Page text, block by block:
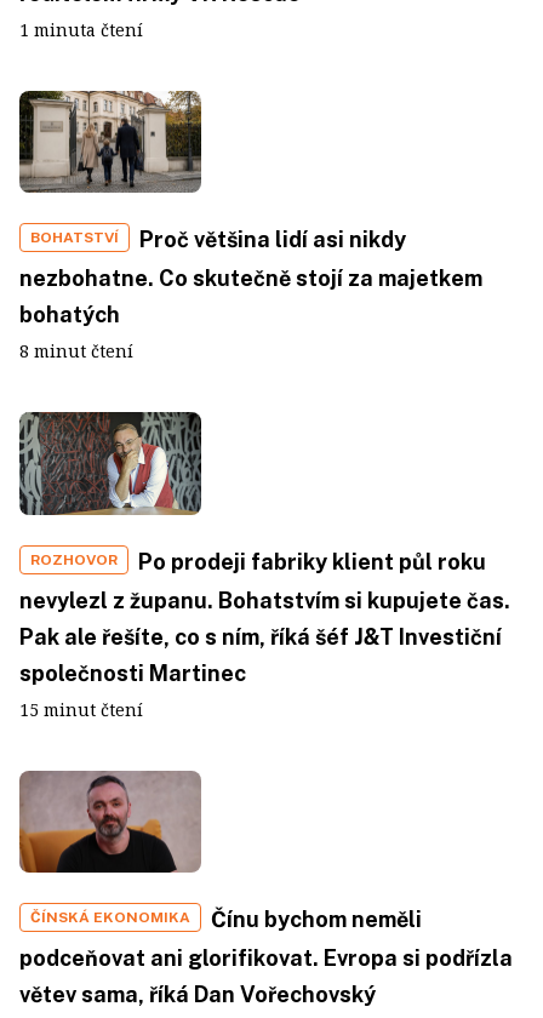
1 minuta čtení
BOHATSTVÍ
Proč většina lidí asi nikdy
nezbohatne. Co skutečně stojí za majetkem
bohatých
8 minut čtení
ROZHOVOR
Po prodeji fabriky klient půl roku
nevylezl z županu. Bohatstvím si kupujete čas.
Pak ale řešíte, co s ním, říká šéf J&T Investiční
společnosti Martinec
15 minut čtení
ČÍNSKÁ EKONOMIKA
Čínu bychom neměli
podceňovat ani glorifikovat. Evropa si podřízla
větev sama, říká Dan Vořechovský